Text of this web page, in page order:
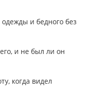
и бедного без
и не был ли он
когда видел